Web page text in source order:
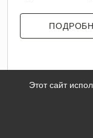
Этот сайт